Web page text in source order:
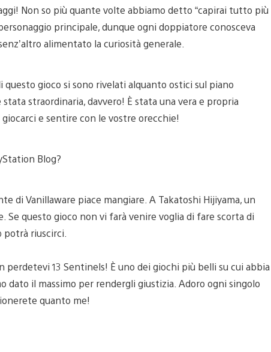
Non so più quante volte abbiamo detto “capirai tutto più
principale, dunque ogni doppiatore conosceva
alimentato la curiosità generale.
gioco si sono rivelati alquanto ostici sul piano
straordinaria, davvero! È stata una vera e propria
e sentire con le vostre orecchie!
Blog?
di Vanillaware piace mangiare. A Takatoshi Hijiyama, un
Se questo gioco non vi farà venire voglia di fare scorta di
potrà riuscirci.
13 Sentinels! È uno dei giochi più belli su cui abbia
il massimo per rendergli giustizia. Adoro ogni singolo
quanto me!